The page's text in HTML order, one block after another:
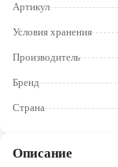
Рыбинск
Ярославль
Артикул
Условия хранения
Производитель
Бренд
Страна
Описание